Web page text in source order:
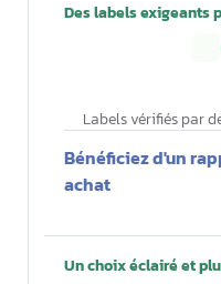
Des labels exigeants
Labels vérifiés par
Bénéficiez d'un
achat
Un choix éclairé et